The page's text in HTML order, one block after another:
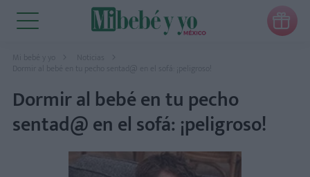

Mi bebé y yo
Noticias
Dormir al bebé en tu pecho sentad@ en el sofá: ¡peligroso!
Dormir al bebé en tu pecho
sentad@ en el sofá: ¡peligroso!